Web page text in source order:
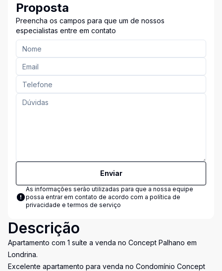
Proposta
Preencha os campos para que um de nossos
especialistas entre em contato
Enviar
As informações serão utilizadas para que a nossa equipe
possa entrar em contato de acordo com a política de
privacidade e termos de serviço
Descrição
Apartamento com 1 suíte a venda no Concept Palhano em
Londrina.
Excelente apartamento para venda no Condomínio Concept